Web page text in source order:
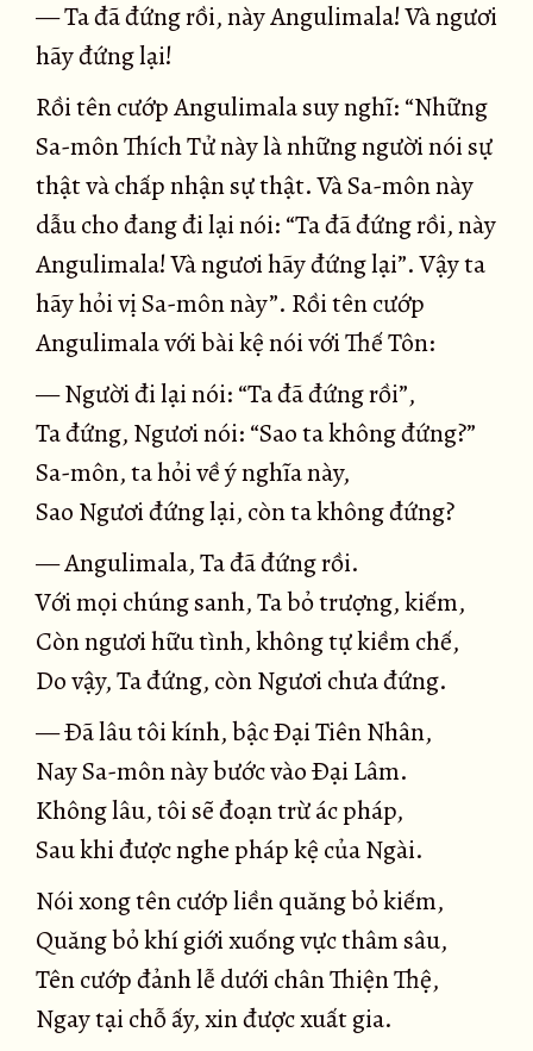
— Ta đã đứng rồi, này Angulimala! Và ngươi
hãy đứng lại!
Rồi tên cướp Angulimala suy nghĩ: “Những
Sa-môn Thích Tử này là những người nói sự
thật và chấp nhận sự thật. Và Sa-môn này
dẫu cho đang đi lại nói: “Ta đã đứng rồi, này
Angulimala! Và ngươi hãy đứng lại”. Vậy ta
hãy hỏi vị Sa-môn này”. Rồi tên cướp
Angulimala với bài kệ nói với Thế Tôn:
— Người đi lại nói: “Ta đã đứng rồi”,
Ta đứng, Ngươi nói: “Sao ta không đứng?”
Sa-môn, ta hỏi về ý nghĩa này,
Sao Ngươi đứng lại, còn ta không đứng?
— Angulimala, Ta đã đứng rồi.
Với mọi chúng sanh, Ta bỏ trượng, kiếm,
Còn ngươi hữu tình, không tự kiềm chế,
Do vậy, Ta đứng, còn Ngươi chưa đứng.
— Ðã lâu tôi kính, bậc Ðại Tiên Nhân,
Nay Sa-môn này bước vào Ðại Lâm.
Không lâu, tôi sẽ đoạn trừ ác pháp,
Sau khi được nghe pháp kệ của Ngài.
Nói xong tên cướp liền quăng bỏ kiếm,
Quăng bỏ khí giới xuống vực thâm sâu,
Tên cướp đảnh lễ dưới chân Thiện Thệ,
Ngay tại chỗ ấy, xin được xuất gia.